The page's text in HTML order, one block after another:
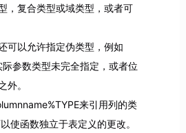
，复合类型或域类型，或者可
可以允许指定伪类型，例如
参数类型未完全指定，或者位
外。
来引用列的类
使函数独立于表定义的更改。